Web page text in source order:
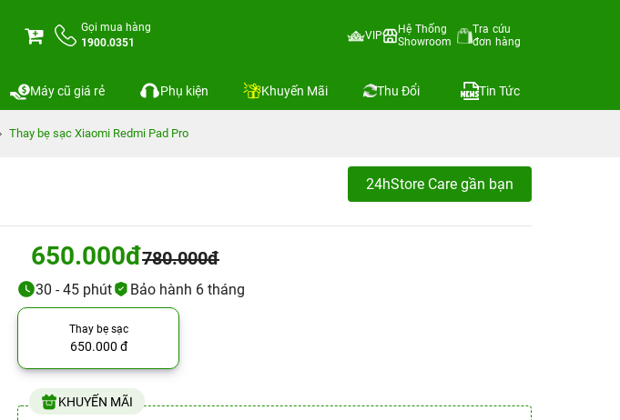
Gọi mua hàng
1900.0351
VIP
Hệ Thống
Showroom
Tra cứu
đơn hàng
Máy cũ giá rẻ Phụ kiện Khuyến Mãi Thu Đổi Tin Tức
Thay bẹ sạc Xiaomi Redmi Pad Pro
24hStore Care gần bạn
650.000đ780.000đ
30 - 45 phút Bảo hành 6 tháng
Thay bẹ sạc
650.000 đ
KHUYẾN MÃI